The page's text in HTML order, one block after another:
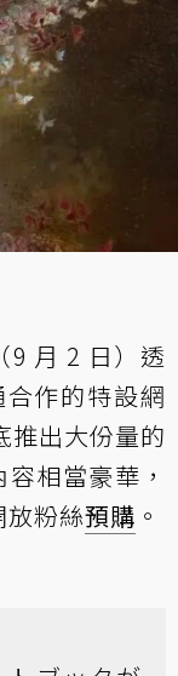
9 月 2 日）透
作的特設網
推出大份量的
相當豪華，
粉絲預購 。